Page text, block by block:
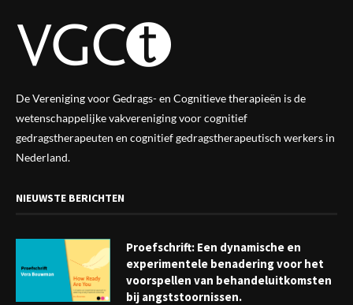
De Vereniging voor Gedrags- en Cognitieve therapieën is de
wetenschappelijke vakverenigingvoor cognitief
gedragstherapeuten en cognitief gedragstherapeutisch werkers in
Nederland.
NIEUWSTE BERICHTEN
Proefschrift: Een dynamische en
experimentele benadering voor het
voorspellen van behandeluitkomsten
bij angststoornissen.